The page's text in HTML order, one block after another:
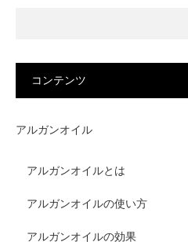
コンテンツ
アルガンオイル
アルガンオイルとは
アルガンオイルの使い方
アルガンオイルの効果